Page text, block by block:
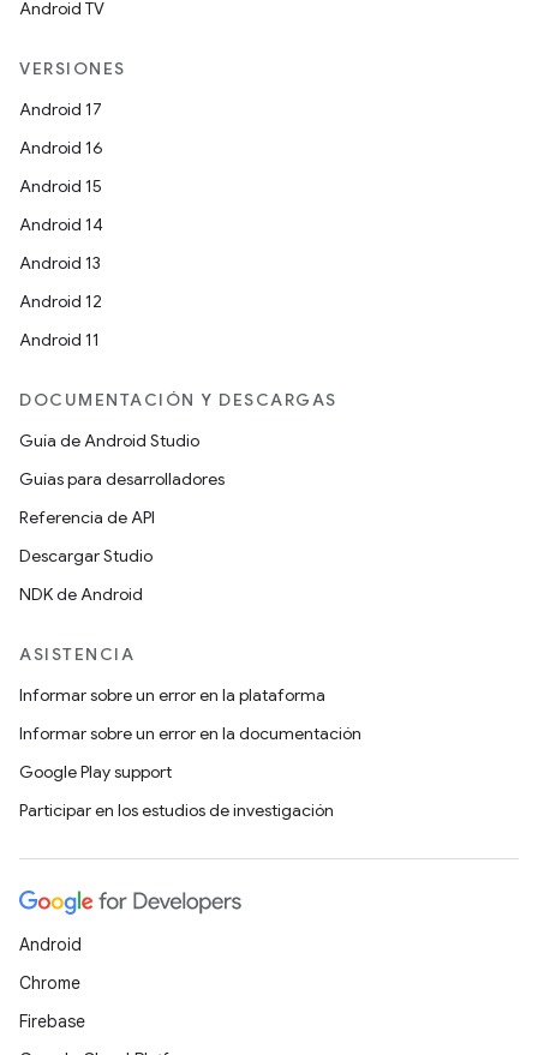
Android TV
VERSIONES
Android 17
Android 16
Android 15
Android 14
Android 13
Android 12
Android 11
DOCUMENTACIÓN Y DESCARGAS
Guía de Android Studio
Guías para desarrolladores
Referencia de API
Descargar Studio
NDK de Android
ASISTENCIA
Informar sobre un error en la plataforma
Informar sobre un error en la documentación
Google Play support
Participar en los estudios de investigación
Android
Chrome
Firebase